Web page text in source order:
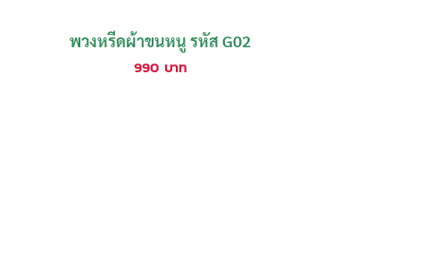
พวงหรีดผ้าขนหนู รหัส G02
990 บาท